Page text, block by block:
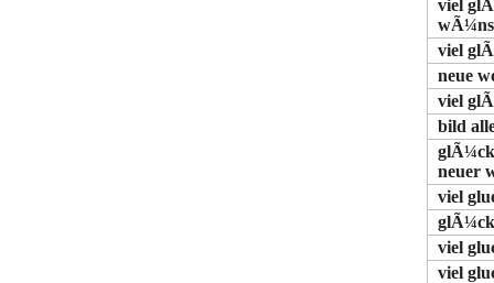
viel
viel
neue
viel
bild
neuer
viel
viel
viel